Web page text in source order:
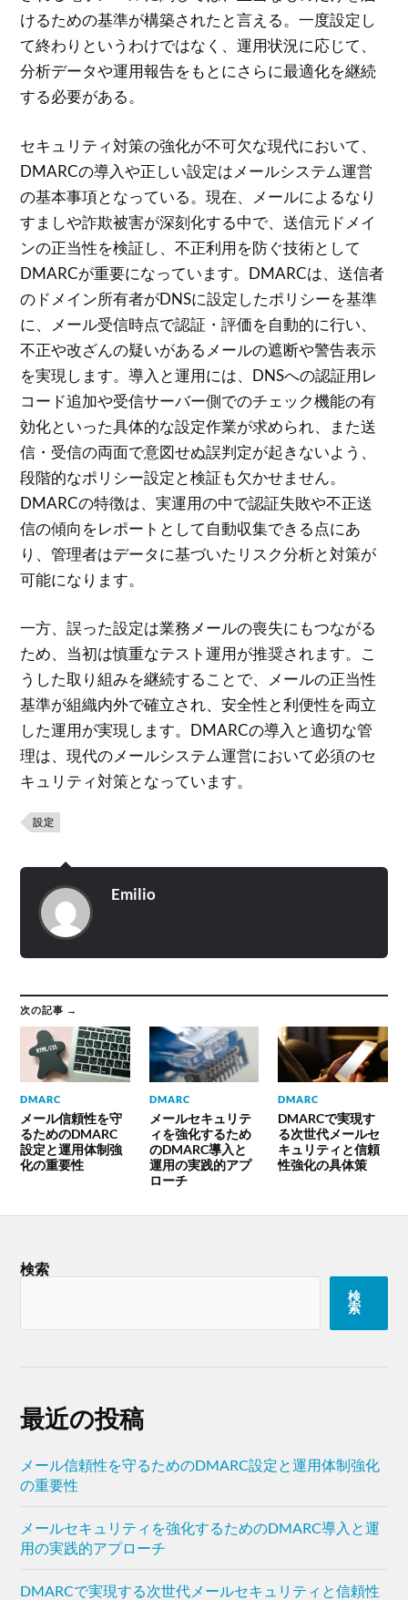
けるための基準が構築されたと言える。一度設定し
て終わりというわけではなく、運用状況に応じて、
分析データや運用報告をもとにさらに最適化を継続
する必要がある。
セキュリティ対策の強化が不可欠な現代において、
DMARCの導入や正しい設定はメールシステム運営
の基本事項となっている。現在、メールによるなり
すましや詐欺被害が深刻化する中で、送信元ドメイ
ンの正当性を検証し、不正利用を防ぐ技術として
DMARCが重要になっています。DMARCは、送信者
のドメイン所有者がDNSに設定したポリシーを基準
に、メール受信時点で認証・評価を自動的に行い、
不正や改ざんの疑いがあるメールの遮断や警告表示
を実現します。導入と運用には、DNSへの認証用レ
コード追加や受信サーバー側でのチェック機能の有
効化といった具体的な設定作業が求められ、また送
信・受信の両面で意図せぬ誤判定が起きないよう、
段階的なポリシー設定と検証も欠かせません。
DMARCの特徴は、実運用の中で認証失敗や不正送
信の傾向をレポートとして自動収集できる点にあ
り、管理者はデータに基づいたリスク分析と対策が
可能になります。
一方、誤った設定は業務メールの喪失にもつながる
ため、当初は慎重なテスト運用が推奨されます。こ
うした取り組みを継続することで、メールの正当性
基準が組織内外で確立され、安全性と利便性を両立
した運用が実現します。DMARCの導入と適切な管
理は、現代のメールシステム運営において必須のセ
キュリティ対策となっています。
設定
Emilio
次の記事 →
DMARC
メール信頼性を守
るためのDMARC
設定と運用体制強
化の重要性
DMARC
メールセキュリテ
ィを強化するため
のDMARC導入と
運用の実践的アプ
ローチ
DMARC
DMARCで実現す
る次世代メールセ
キュリティと信頼
性強化の具体策
検索
検
索
最近の投稿
メール信頼性を守るためのDMARC設定と運用体制強化
の重要性
メールセキュリティを強化するためのDMARC導入と運
用の実践的アプローチ
DMARCで実現する次世代メールセキュリティと信頼性